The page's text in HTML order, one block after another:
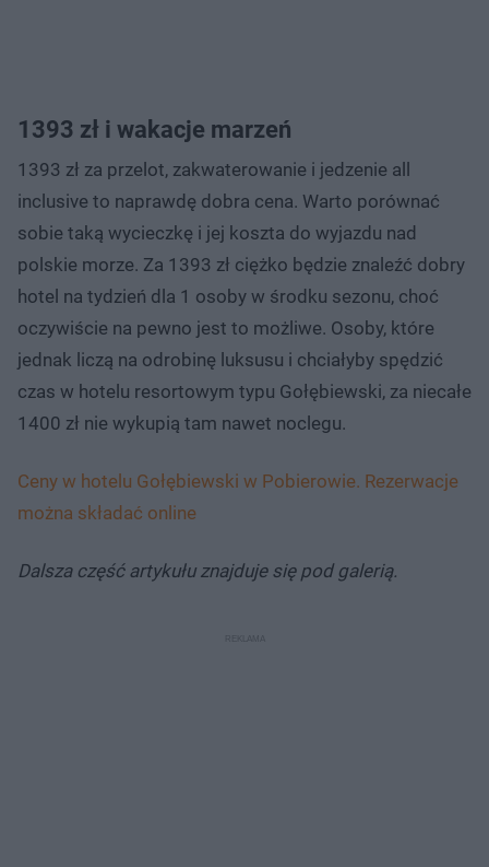
1393 zł i wakacje marzeń
1393 zł za przelot, zakwaterowanie i jedzenie all
inclusive to naprawdę dobra cena. Warto porównać
sobie taką wycieczkę i jej koszta do wyjazdu nad
polskie morze. Za 1393 zł ciężko będzie znaleźć dobry
hotel na tydzień dla 1 osoby w środku sezonu, choć
oczywiście na pewno jest to możliwe. Osoby, które
jednak liczą na odrobinę luksusu i chciałyby spędzić
czas w hotelu resortowym typu Gołębiewski, za niecałe
1400 zł nie wykupią tam nawet noclegu.
Ceny w hotelu Gołębiewski w Pobierowie. Rezerwacje
można składać online
Dalsza część artykułu znajduje się pod galerią.